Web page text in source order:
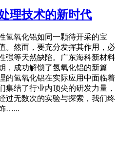
理技术的新时代
氢氧化铝如同一颗待开采的宝
。然而，要充分发挥其作用，必
强等天然缺陷。广东海科新材料
，成功解锁了氢氧化铝的新篇
的氢氧化铝在实际应用中面临着
集结了行业内顶尖的研发力量，
过无数次的实验与探索，我们终
…...